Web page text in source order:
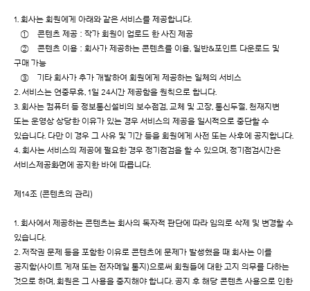
1. 회사는 회원에게 아래와 같은 서비스를 제공합니다.
① 콘텐츠 제공 : 작가 회원이 업로드 한 사진 제공
② 콘텐츠 이용 : 회사가 제공하는 콘텐츠를 이용, 일반&포인트 다운로드 및
구매 가능
③ 기타 회사가 추가 개발하여 회원에게 제공하는 일체의 서비스
2. 서비스는 연중무휴, 1일 24시간 제공함을 원칙으로 합니다.
3. 회사는 컴퓨터 등 정보통신설비의 보수점검, 교체 및 고장, 통신두절, 천재지변
또는 운영상 상당한 이유가 있는 경우 서비스의 제공을 일시적으로 중단할 수
있습니다. 다만 이 경우 그 사유 및 기간 등을 회원에게 사전 또는 사후에 공지합니다.
4. 회사는 서비스의 제공에 필요한 경우 정기점검을 할 수 있으며, 정기점검시간은
서비스제공화면에 공지한 바에 따릅니다.
제14조 (콘텐츠의 관리)
1. 회사에서 제공하는 콘텐츠는 회사의 독자적 판단에 따라 임의로 삭제 및 변경할 수
있습니다.
2. 저작권 문제 등을 포함한 이유로 콘텐츠에 문제가 발생했을 때 회사는 이를
공지함(사이트 게재 또는 전자메일 통지)으로써 회원들에 대한 고지 의무를 다하는
것으로 하며, 회원은 그 사용을 중지해야 합니다. 공지 후 해당 콘텐츠 사용으로 인한